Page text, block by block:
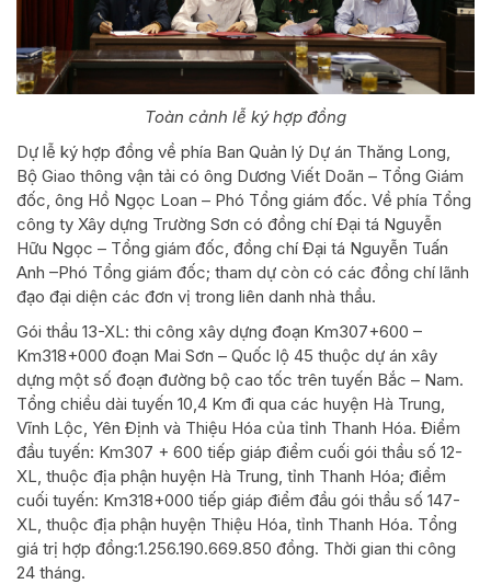
Toàn cảnh lễ ký hợp đồng
Dự lễ ký hợp đồng về phía Ban Quản lý Dự án Thăng Long,
Bộ Giao thông vận tải có ông Dương Viết Doãn – Tổng Giám
đốc, ông Hồ Ngọc Loan – Phó Tổng giám đốc. Về phía Tổng
công ty Xây dựng Trường Sơn có đồng chí Đại tá Nguyễn
Hữu Ngọc – Tổng giám đốc, đồng chí Đại tá Nguyễn Tuấn
Anh –Phó Tổng giám đốc; tham dự còn có các đồng chí lãnh
đạo đại diện các đơn vị trong liên danh nhà thầu.
Gói thầu 13-XL: thi công xây dựng đoạn Km307+600 –
Km318+000 đoạn Mai Sơn – Quốc lộ 45 thuộc dự án xây
dựng một số đoạn đường bộ cao tốc trên tuyến Bắc – Nam.
Tổng chiều dài tuyến 10,4 Km đi qua các huyện Hà Trung,
Vĩnh Lộc, Yên Định và Thiệu Hóa của tỉnh Thanh Hóa. Điểm
đầu tuyến: Km307 + 600 tiếp giáp điểm cuối gói thầu số 12-
XL, thuộc địa phận huyện Hà Trung, tỉnh Thanh Hóa; điểm
cuối tuyến: Km318+000 tiếp giáp điểm đầu gói thầu số 147-
XL, thuộc địa phận huyện Thiệu Hóa, tỉnh Thanh Hóa. Tổng
giá trị hợp đồng:1.256.190.669.850 đồng. Thời gian thi công
24 tháng.